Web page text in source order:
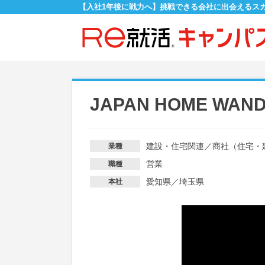
【入社1年後に戦力へ】挑戦できる会社に出会えるス
JAPAN HOME
業種 建設・住宅関連 ／商社（住宅・
職種 営業
本社 愛知県／埼玉県